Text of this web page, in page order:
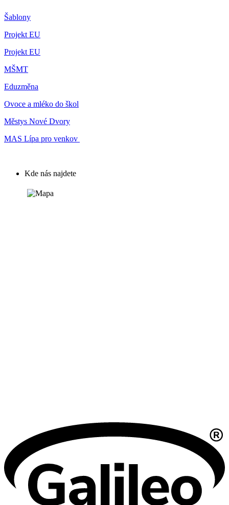
Šablony
Projekt EU
Projekt EU
MŠMT
Eduzměna
Ovoce a mléko do škol
Městys Nové Dvory
MAS Lípa pro venkov
Kde nás najdete